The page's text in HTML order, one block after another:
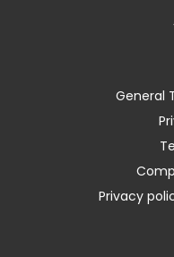
General
Privacy